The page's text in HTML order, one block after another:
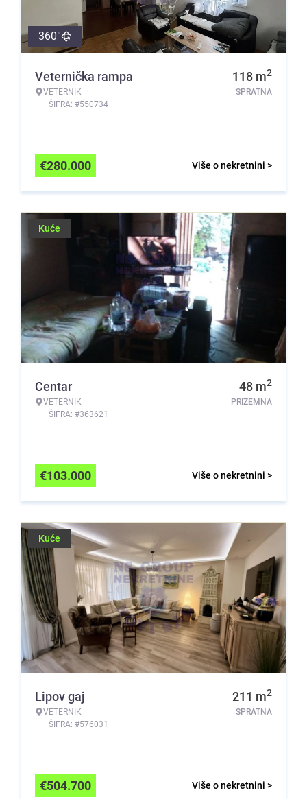
360°
Veternička rampa
VETERNIK
ŠIFRA: #550734
118 m2
SPRATNA
Više o nekretnini >
€280.000
Kuće
Centar
VETERNIK
ŠIFRA: #363621
48 m2
PRIZEMNA
Više o nekretnini >
€103.000
Kuće
Lipov gaj
VETERNIK
ŠIFRA: #576031
211 m2
SPRATNA
Više o nekretnini >
€504.700